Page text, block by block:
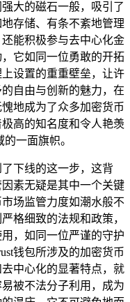
大的磁石一般，吸引了
存储、有条不紊地管理
能积极参与去中心化金
它如同一位勇敢的开拓
设置的重重壁垒，让许
自由与创新的魅力，在
地成为了众多加密货币
高的知名度和令人艳羡
一面旗帜。
下线的这一步，这背
素无疑是其中一个关键
场监管力度如潮水般不
格细致的法规和政策，
，如同一位严谨的守护
钱包所涉及的加密货币
中心化的显著特点，就
被不法分子利用，成为